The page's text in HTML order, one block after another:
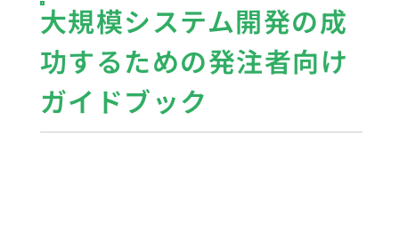
大規模システム開発の成
功するための発注者向け
ガイドブック